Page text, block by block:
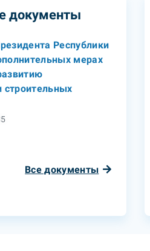
документы
Республики
мерах
Все документы